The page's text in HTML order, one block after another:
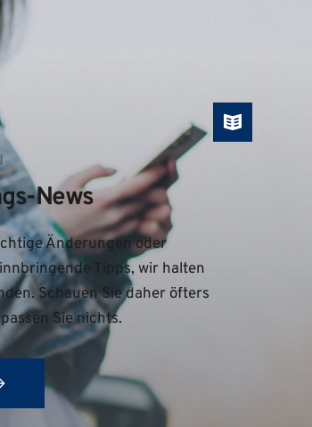
News
Änderungen oder
Tipps, wir halten
Schauen Sie daher öfters
Sie nichts.